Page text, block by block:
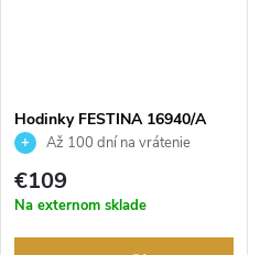
Hodinky FESTINA 16940/A
Až 100 dní na vrátenie
€109
Na externom sklade